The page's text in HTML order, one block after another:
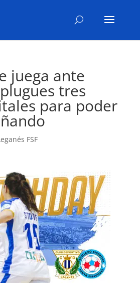
juega ante
tres
para poder
FSF